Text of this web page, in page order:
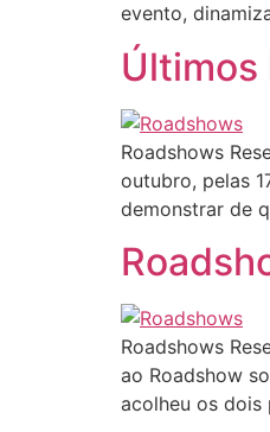
evento,
Últimos
Roadshows
outubro, pelas
demonstrar de
Roadshows
ao Roadshow
acolheu os dois